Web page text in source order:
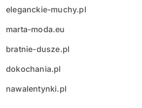
eleganckie-muchy.pl
marta-moda.eu
bratnie-dusze.pl
dokochania.pl
nawalentynki.pl